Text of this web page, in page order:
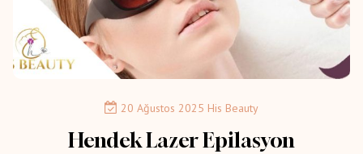
20 Ağustos 2025 His Beauty
Hendek Lazer Epilasyon